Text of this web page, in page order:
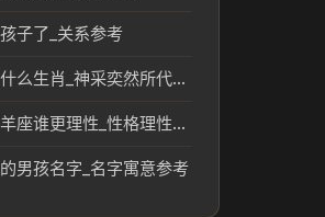
子了_关系参考
神采奕然是什么生肖_神采奕然所代表的生肖文化解读
水瓶座和白羊座谁更理性_性格理性对比分析
男孩名字_名字寓意参考